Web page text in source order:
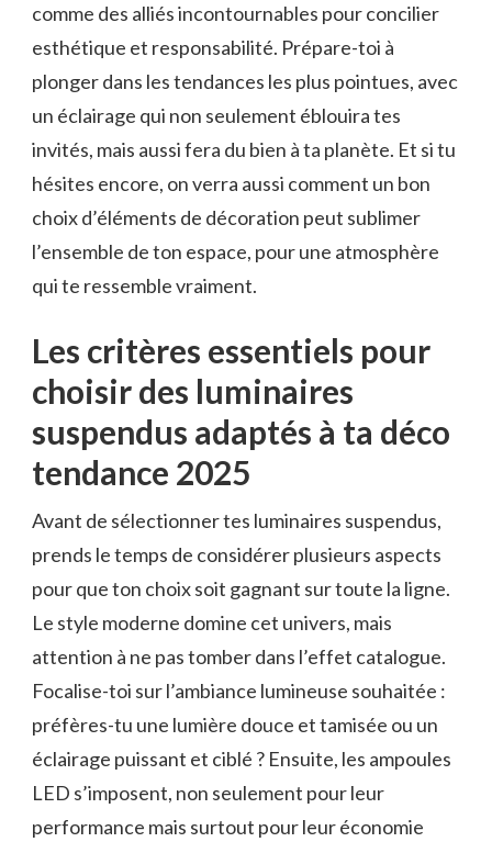
comme des alliés incontournables pour concilier
esthétique et responsabilité. Prépare-toi à
plonger dans les tendances les plus pointues, avec
un éclairage qui non seulement éblouira tes
invités, mais aussi fera du bien à ta planète. Et si tu
hésites encore, on verra aussi comment un bon
choix d’éléments de décoration peut sublimer
l’ensemble de ton espace, pour une atmosphère
qui te ressemble vraiment.
Les critères essentiels pour
choisir des luminaires
suspendus adaptés à ta déco
tendance 2025
Avant de sélectionner tes luminaires suspendus,
prends le temps de considérer plusieurs aspects
pour que ton choix soit gagnant sur toute la ligne.
Le style moderne domine cet univers, mais
attention à ne pas tomber dans l’effet catalogue.
Focalise-toi sur l’ambiance lumineuse souhaitée :
préfères-tu une lumière douce et tamisée ou un
éclairage puissant et ciblé ? Ensuite, les ampoules
LED s’imposent, non seulement pour leur
performance mais surtout pour leur économie